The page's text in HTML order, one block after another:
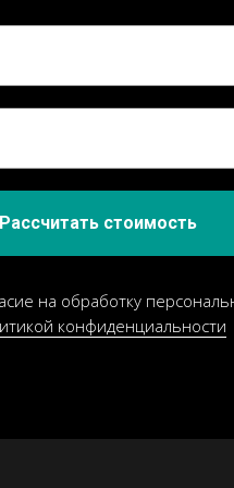
Рассчитать стоимость
на обработку
конфиденциальности